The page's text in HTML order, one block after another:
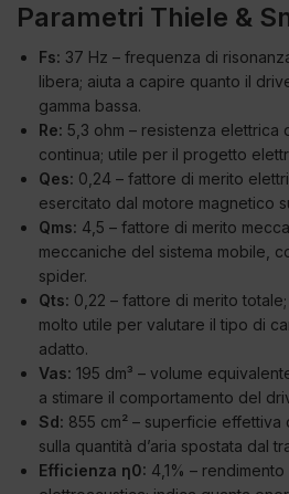
Parametri Thiele &
Fs: 37 Hz – frequenza di
libera; aiuta a capire quanto il
gamma bassa.
Re: 5,3 ohm – resistenza
continua; utile per il progetto
Qes: 0,24 – fattore di merito
esercitato dal motore magnetico
Qms: 4,5 – fattore di merito
meccaniche del sistema mobile,
spider.
Qts: 0,22 – fattore di merito
molto utile per valutare il tipo di
adatto.
Vas: 195 dm³ – volume
a stimare il comportamento del
Sd: 855 cm² – superficie effettiva
sulla quantità d’aria spostata dal
Efficienza η0: 4,1% –